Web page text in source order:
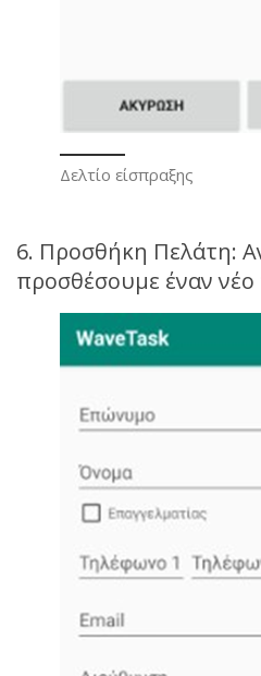
Δελτίο είσπραξης
6. Προσθήκη Πελάτη:
προσθέσουμε έναν νέο